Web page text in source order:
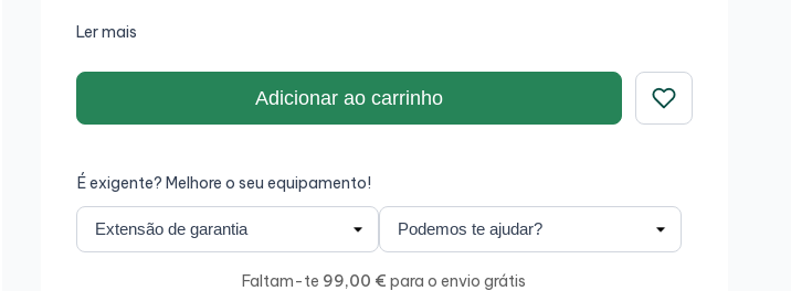
Ler mais
Adicionar ao carrinho
É exigente? Melhore o seu equipamento!
Faltam-te 99,00 € para o envio grátis